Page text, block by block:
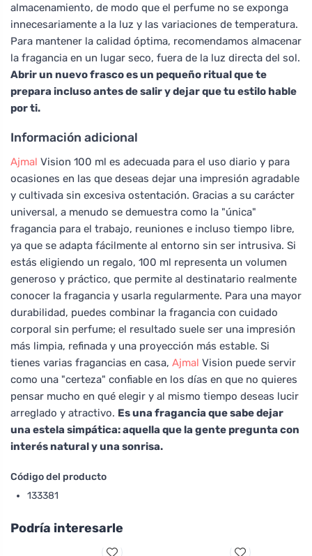
almacenamiento, de modo que el perfume no se exponga
innecesariamente a la luz y las variaciones de temperatura.
Para mantener la calidad óptima, recomendamos almacenar
la fragancia en un lugar seco, fuera de la luz directa del sol.
Abrir un nuevo frasco es un pequeño ritual que te
prepara incluso antes de salir y dejar que tu estilo hable
por ti.
Información adicional
Ajmal Vision 100 ml es adecuada para el uso diario y para
ocasiones en las que deseas dejar una impresión agradable
y cultivada sin excesiva ostentación. Gracias a su carácter
universal, a menudo se demuestra como la "única"
fragancia para el trabajo, reuniones e incluso tiempo libre,
ya que se adapta fácilmente al entorno sin ser intrusiva. Si
estás eligiendo un regalo, 100 ml representa un volumen
generoso y práctico, que permite al destinatario realmente
conocer la fragancia y usarla regularmente. Para una mayor
durabilidad, puedes combinar la fragancia con cuidado
corporal sin perfume; el resultado suele ser una impresión
más limpia, refinada y una proyección más estable. Si
tienes varias fragancias en casa, Ajmal Vision puede servir
como una "certeza" confiable en los días en que no quieres
pensar mucho en qué elegir y al mismo tiempo deseas lucir
arreglado y atractivo. Es una fragancia que sabe dejar
una estela simpática: aquella que la gente pregunta con
interés natural y una sonrisa.
Código del producto
133381
Podría interesarle